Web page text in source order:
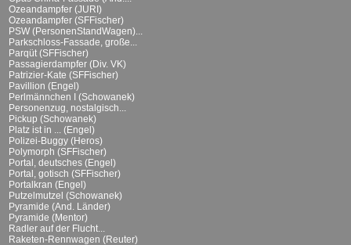
Ozeandampfer (JURI)
Ozeandampfer (SFFischer)
PSW (PersonenStandWagen)...
Parkschloss-Fassade, große...
Parqüt (SFFischer)
Passagierdampfer (Div. VK)
Patrizier-Kate (SFFischer)
Pavillion (Engel)
Perlmännchen I (Schowanek)
Personenzug, nostalgisch...
Pickup (Schowanek)
Platz ist in ... (Engel)
Polizei-Buggy (Heros)
Polymorph (SFFischer)
Portal, deutsches (Engel)
Portal, gotisch (SFFischer)
Portalkran (Engel)
Putzelmutzel (Schowanek)
Pyramide (And. Länder)
Pyramide (Mentor)
Radler auf der Flucht...
Raketen-Rennwagen (Reuter)